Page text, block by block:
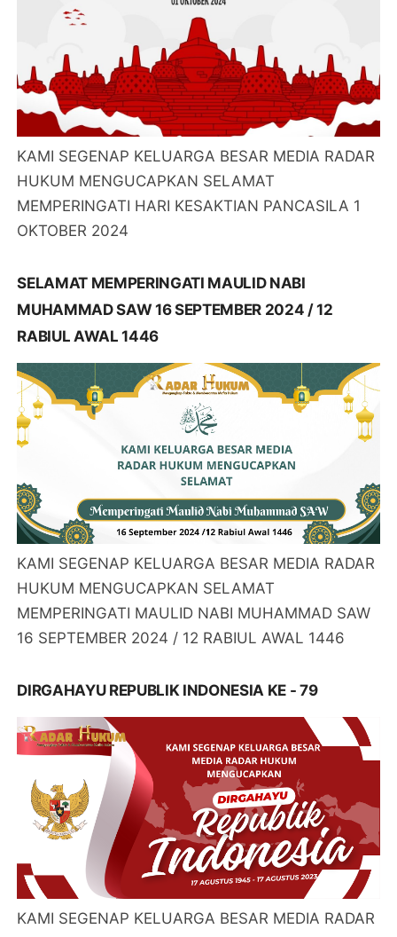
KAMI SEGENAP KELUARGA BESAR MEDIA RADAR
HUKUM MENGUCAPKAN SELAMAT
MEMPERINGATI HARI KESAKTIAN PANCASILA 1
OKTOBER 2024
SELAMAT MEMPERINGATI MAULID NABI
MUHAMMAD SAW 16 SEPTEMBER 2024 / 12
RABIUL AWAL 1446
KAMI SEGENAP KELUARGA BESAR MEDIA RADAR
HUKUM MENGUCAPKAN SELAMAT
MEMPERINGATI MAULID NABI MUHAMMAD SAW
16 SEPTEMBER 2024 / 12 RABIUL AWAL 1446
DIRGAHAYU REPUBLIK INDONESIA KE - 79
KAMI SEGENAP KELUARGA BESAR MEDIA RADAR